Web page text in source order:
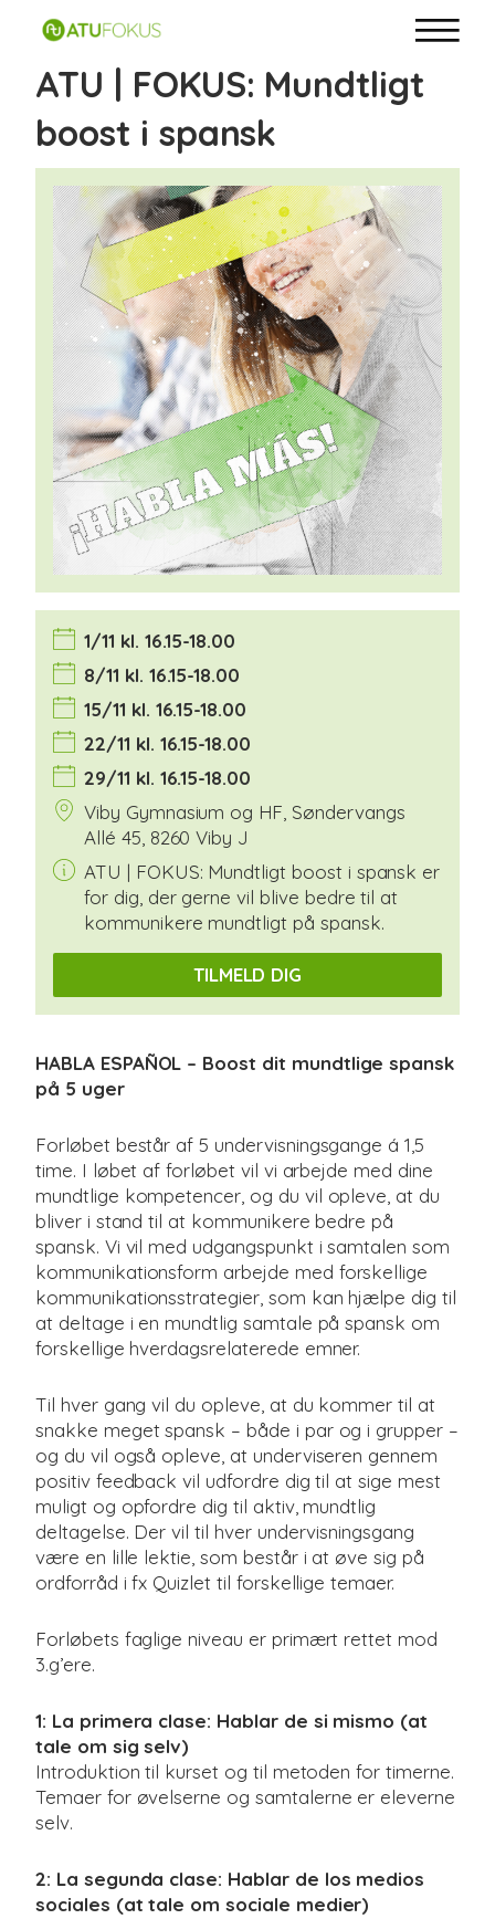
ATU | FOKUS: Mundtligt
boost i spansk
1/11 kl. 16.15-18.00
8/11 kl. 16.15-18.00
15/11 kl. 16.15-18.00
22/11 kl. 16.15-18.00
29/11 kl. 16.15-18.00
Viby Gymnasium og HF, Søndervangs
Allé 45, 8260 Viby J
ATU | FOKUS: Mundtligt boost i spansk er
for dig, der gerne vil blive bedre til at
kommunikere mundtligt på spansk.
TILMELD DIG
HABLA ESPAÑOL – Boost dit mundtlige spansk
på 5 uger
Forløbet består af 5 undervisningsgange á 1,5
time. I løbet af forløbet vil vi arbejde med dine
mundtlige kompetencer, og du vil opleve, at du
bliver i stand til at kommunikere bedre på
spansk. Vi vil med udgangspunkt i samtalen som
kommunikationsform arbejde med forskellige
kommunikationsstrategier, som kan hjælpe dig til
at deltage i en mundtlig samtale på spansk om
forskellige hverdagsrelaterede emner.
Til hver gang vil du opleve, at du kommer til at
snakke meget spansk – både i par og i grupper –
og du vil også opleve, at underviseren gennem
positiv feedback vil udfordre dig til at sige mest
muligt og opfordre dig til aktiv, mundtlig
deltagelse. Der vil til hver undervisningsgang
være en lille lektie, som består i at øve sig på
ordforråd i fx Quizlet til forskellige temaer.
Forløbets faglige niveau er primært rettet mod
3.g’ere.
1: La primera clase: Hablar de si mismo (at
tale om sig selv)
Introduktion til kurset og til metoden for timerne.
Temaer for øvelserne og samtalerne er eleverne
selv.
2: La segunda clase: Hablar de los medios
sociales (at tale om sociale medier)